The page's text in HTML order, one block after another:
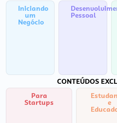
Iniciando
um
Negócio
Pessoal
CONTEÚDOS
Para
Startups e